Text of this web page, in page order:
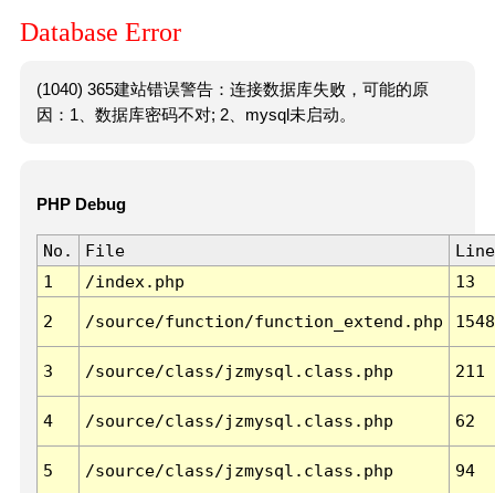
Database Error
(1040) 365建站错误警告：连接数据库失败，可能的原
因：1、数据库密码不对; 2、mysql未启动。
PHP Debug
No. File
Line
1
/index.php 13
2 /source/function/function_extend.php 1548
3 /source/class/jzmysql.class.php 211
4 /source/class/jzmysql.class.php 62
5 /source/class/jzmysql.class.php 94